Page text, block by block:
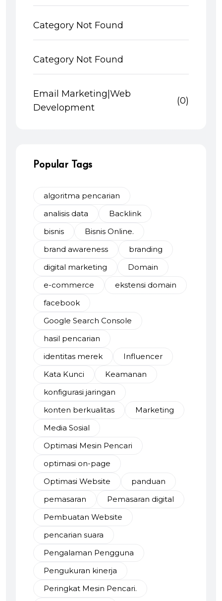
Category Not Found
Category Not Found
Email Marketing|Web
Development
(0)
Popular Tags
algoritma pencarian
analisis data
Backlink
bisnis
Bisnis Online.
brand awareness
branding
digital marketing
Domain
e-commerce
ekstensi domain
facebook
Google Search Console
hasil pencarian
identitas merek
Influencer
Kata Kunci
Keamanan
konfigurasi jaringan
konten berkualitas
Marketing
Media Sosial
Optimasi Mesin Pencari
optimasi on-page
Optimasi Website
panduan
pemasaran
Pemasaran digital
Pembuatan Website
pencarian suara
Pengalaman Pengguna
Pengukuran kinerja
Peringkat Mesin Pencari.